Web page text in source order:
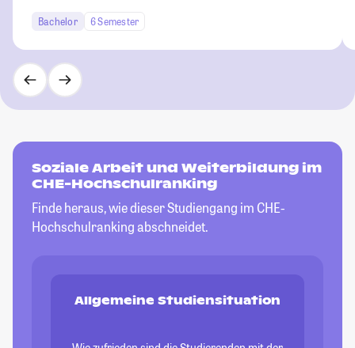
Bachelor 6 Semester
Soziale Arbeit und Weiterbildung im
CHE-Hochschulranking
Finde heraus, wie dieser Studiengang im CHE-
Hochschulranking abschneidet.
Allgemeine Studiensituation